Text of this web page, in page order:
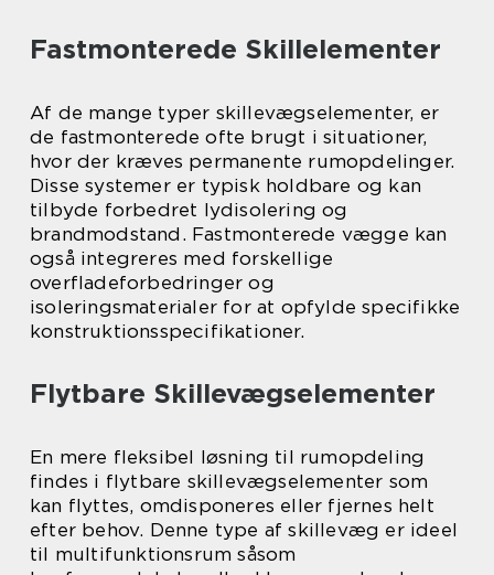
Fastmonterede Skillelementer
Af de mange typer skillevægselementer, er
de fastmonterede ofte brugt i situationer,
hvor der kræves permanente rumopdelinger.
Disse systemer er typisk holdbare og kan
tilbyde forbedret lydisolering og
brandmodstand. Fastmonterede vægge kan
også integreres med forskellige
overfladeforbedringer og
isoleringsmaterialer for at opfylde specifikke
konstruktionsspecifikationer.
Flytbare Skillevægselementer
En mere fleksibel løsning til rumopdeling
findes i flytbare skillevægselementer som
kan flyttes, omdisponeres eller fjernes helt
efter behov. Denne type af skillevæg er ideel
til multifunktionsrum såsom